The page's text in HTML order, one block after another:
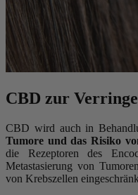
CBD zur
CBD wird auch in
Tumore und das Risiko
die Rezeptoren des
Metastasierung von
von Krebszellen